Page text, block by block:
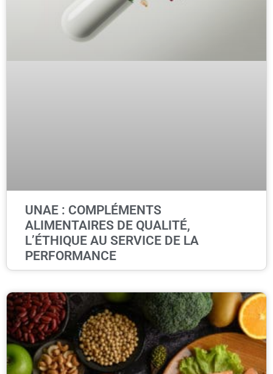
UNAE : COMPLÉMENTS
ALIMENTAIRES DE QUALITÉ,
L’ÉTHIQUE AU SERVICE DE LA
PERFORMANCE